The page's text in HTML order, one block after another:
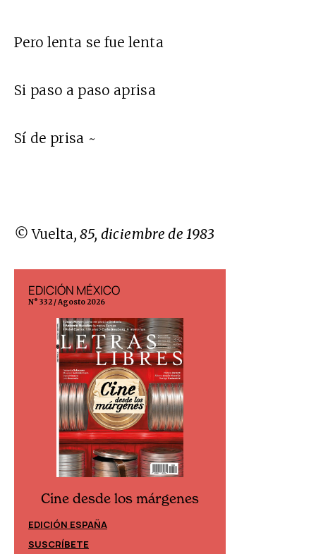
Pero lenta se fue lenta
Si paso a paso aprisa
Sí de prisa ~
©Vuelta, 85, diciembre de 1983
EDICIÓN MÉXICO
N° 332 / Agosto 2026
Cine desde los márgenes
EDICIÓN ESPAÑA
SUSCRÍBETE